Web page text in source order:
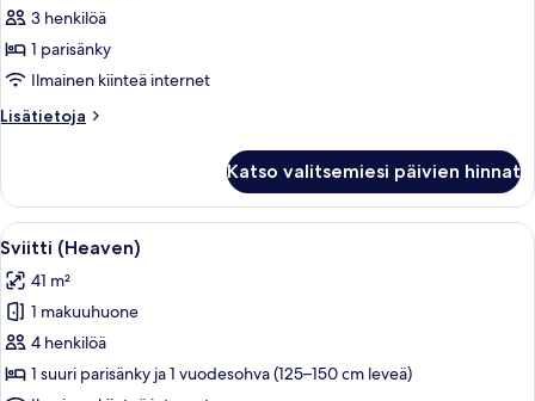
hengen
superior-
huone
3 henkilöä
1 parisänky
Ilmainen kiinteä internet
Lisätietoja
Lisätietoja
superior-
huone
Katso valitsemiesi päivien hinnat
Avaa
kaikki
huonetyypin
Sviitti
(Heaven)
kuvat
Moderni hotellihuone, jossa on suuri
4
Sviitti (Heaven)
41 m²
1 makuuhuone
4 henkilöä
1 suuri parisänky ja 1 vuodesohva (125–150 cm leveä)